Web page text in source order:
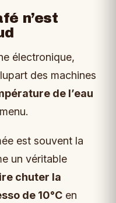
n’est
électronique,
des machines
de l’eau
est souvent la
un véritable
chuter la
de 10°C en